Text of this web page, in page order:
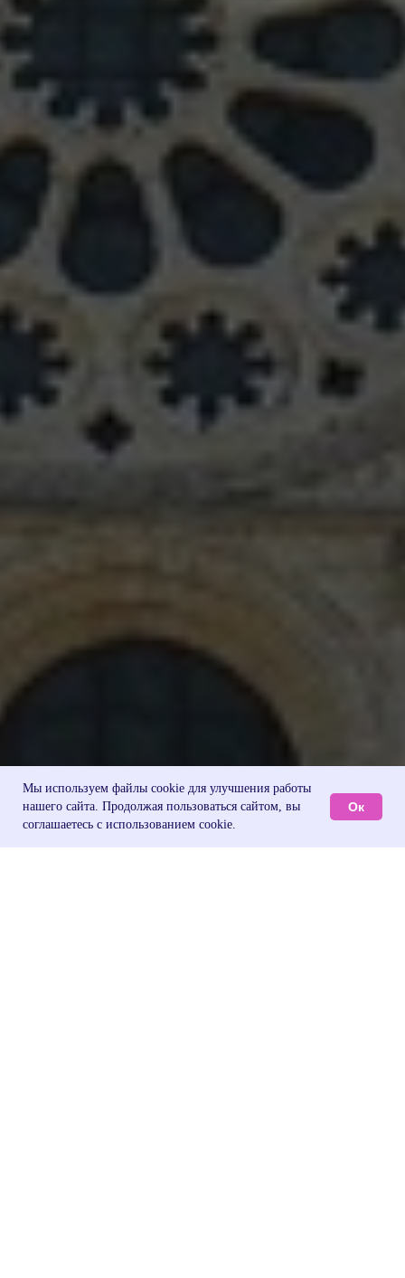
Мы используем файлы cookie для улучшения работы
нашего сайта. Продолжая пользоваться сайтом, вы
соглашаетесь с использованием cookie.
Ок